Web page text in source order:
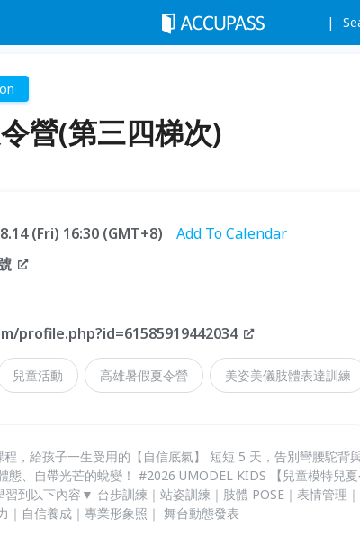
營(第三四梯次)
(Fri) 16:30 (GMT+8)
Add To Calendar
profile.php?id=61585919442034
兒童活動 高雄暑假夏令營 美姿美儀肢體表達訓練
，給孩子一生受用的【自信底氣】 短短 5 天，告別彎腰駝背
態、自帶光芒的蛻變！ #2026 UMODEL KIDS 【兒童模特兒
到以下內容▼ 台步訓練｜站姿訓練｜肢體 POSE｜表情管理｜
｜自信養成｜專業形象照｜ 舞台動態發表